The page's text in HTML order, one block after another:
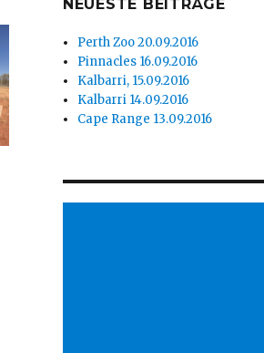
NEUESTE BEITRÄGE
Perth Zoo 20.09.2016
Pinnacles 16.09.2016
Kalbarri, 15.09.2016
Kalbarri 14.09.2016
Cape Range 13.09.2016